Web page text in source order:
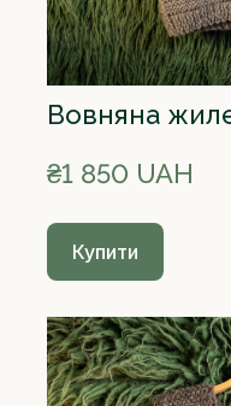
Вовняна
₴1 850 UAH
Купити